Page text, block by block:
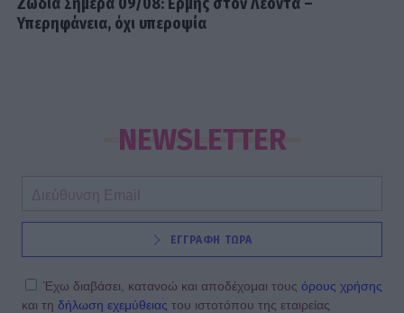
Ζώδια Σήμερα 09/08: Ερμής στον Λέοντα –
Υπερηφάνεια, όχι υπεροψία
NEWSLETTER
ΕΓΓΡΑΦΗ ΤΩΡΑ
Έχω διαβάσει, κατανοώ και αποδέχομαι τους όρους χρήσης
και τη δήλωση εχεμύθειας του ιστοτόπου της εταιρείας